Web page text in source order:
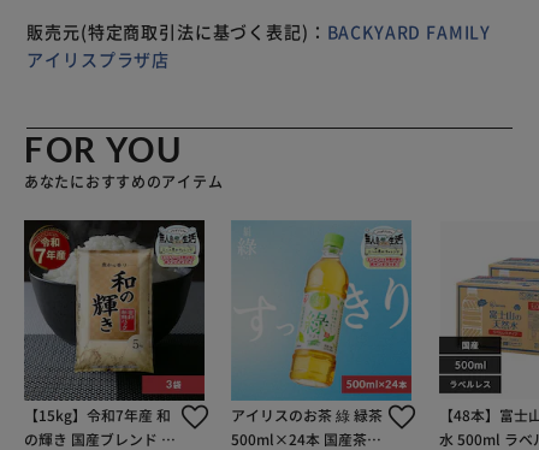
量約15L。ポーチ、Tシャツなど薄手の着替えなどもすっぽ
り。 【サッと取り出せて迷子知らず】 内側・外側合わせて5
いミリタリーバッグ。お揃いやシェアもおすすめ☆ 【ポケ
ット仕様】 内側：ドローコード式ポケット×1、ファスナー
ポケット×1 前面：ファスナーポケット×1 サイド：メッシ
ュポケット×2
販売元(特定商取引法に基づく表記)： BACKYARD FAMILY
アイリスプラザ店
FOR YOU
あなたにおすすめのアイテム
【15kg】令和7年産 和
の輝き 国産ブレンド 5
アイリスのお茶 綠 緑茶
500ml×24本 国産茶葉
【48本】富士
水 500ml ラベ